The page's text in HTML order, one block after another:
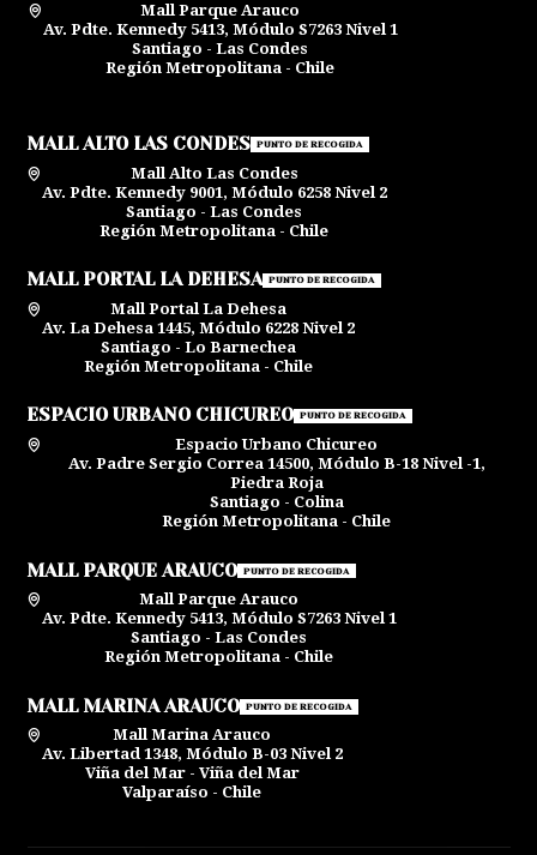
Mall Parque Arauco
Av. Pdte. Kennedy 5413, Módulo S7263 Nivel 1
Santiago - Las Condes
Región Metropolitana - Chile
MALL ALTO LAS CONDES PUNTO DE RECOGIDA
Mall Alto Las Condes
Av. Pdte. Kennedy 9001, Módulo 6258 Nivel 2
Santiago - Las Condes
Región Metropolitana - Chile
MALL PORTAL LA DEHESA PUNTO DE RECOGIDA
Mall Portal La Dehesa
Av. La Dehesa 1445, Módulo 6228 Nivel 2
Santiago - Lo Barnechea
Región Metropolitana - Chile
ESPACIO URBANO CHICUREO PUNTO DE RECOGIDA
Espacio Urbano Chicureo
Av. Padre Sergio Correa 14500, Módulo B-18 Nivel -1,
Piedra Roja
Santiago - Colina
Región Metropolitana - Chile
MALL PARQUE ARAUCO PUNTO DE RECOGIDA
Mall Parque Arauco
Av. Pdte. Kennedy 5413, Módulo S7263 Nivel 1
Santiago - Las Condes
Región Metropolitana - Chile
MALL MARINA ARAUCO PUNTO DE RECOGIDA
Mall Marina Arauco
Av. Libertad 1348, Módulo B-03 Nivel 2
Viña del Mar - Viña del Mar
Valparaíso - Chile